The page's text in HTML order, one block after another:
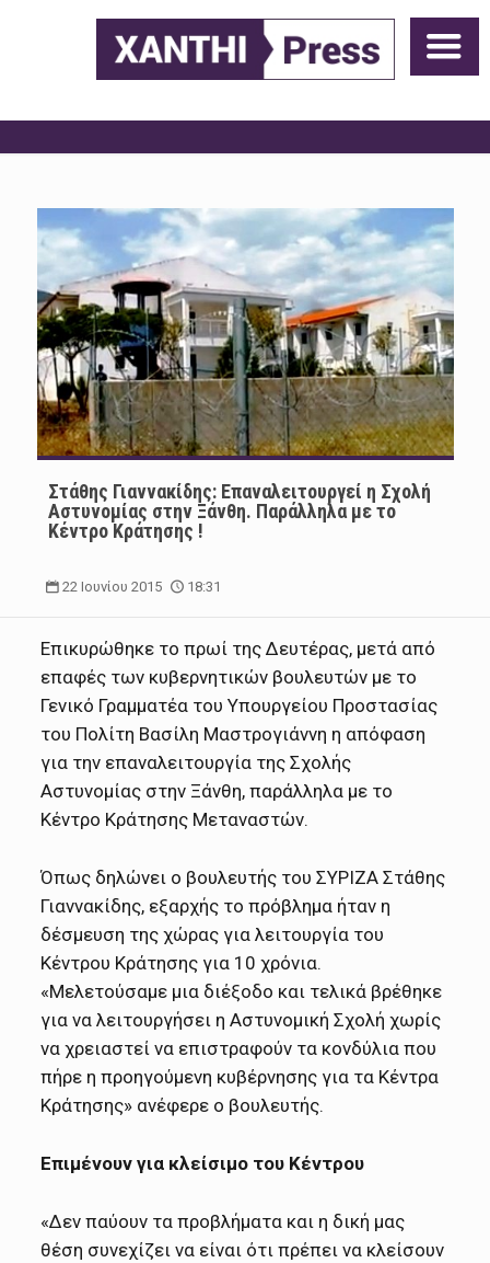
Στάθης Γιαννακίδης: Επαναλειτουργεί η Σχολή
Αστυνομίας στην Ξάνθη. Παράλληλα με το
Κέντρο Κράτησης !
22 Ιουνίου 2015 18:31
Επικυρώθηκε το πρωί της Δευτέρας, μετά από
επαφές των κυβερνητικών βουλευτών με το
Γενικό Γραμματέα του Υπουργείου Προστασίας
του Πολίτη Βασίλη Μαστρογιάννη η απόφαση
για την επαναλειτουργία της Σχολής
Αστυνομίας στην Ξάνθη, παράλληλα με το
Κέντρο Κράτησης Μεταναστών.
Όπως δηλώνει ο βουλευτής του ΣΥΡΙΖΑ Στάθης
Γιαννακίδης, εξαρχής το πρόβλημα ήταν η
δέσμευση της χώρας για λειτουργία του
Κέντρου Κράτησης για 10 χρόνια.
«Μελετούσαμε μια διέξοδο και τελικά βρέθηκε
για να λειτουργήσει η Αστυνομική Σχολή χωρίς
να χρειαστεί να επιστραφούν τα κονδύλια που
πήρε η προηγούμενη κυβέρνησης για τα Κέντρα
Κράτησης» ανέφερε ο βουλευτής.
Επιμένουν για κλείσιμο του Κέντρου
«Δεν παύουν τα προβλήματα και η δική μας
θέση συνεχίζει να είναι ότι πρέπει να κλείσουν